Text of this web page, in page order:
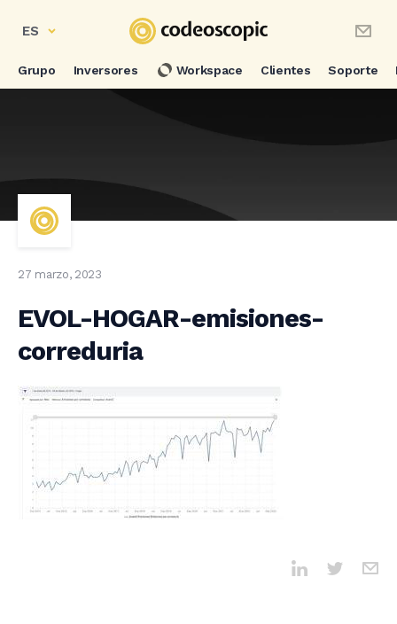
ES
Grupo Inversores Workspace Clientes Soporte
27 marzo, 2023
EVOL-HOGAR-emisiones-
correduria